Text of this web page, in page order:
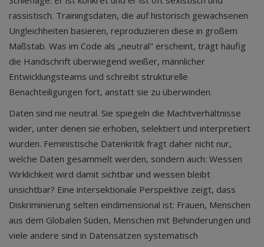
rassistisch. Trainingsdaten, die auf historisch gewachsenen
Ungleichheiten basieren, reproduzieren diese in großem
Maßstab. Was im Code als „neutral" erscheint, trägt häufig
die Handschrift überwiegend weißer, männlicher
Entwicklungsteams und schreibt strukturelle
Benachteiligungen fort, anstatt sie zu überwinden.
Daten sind nie neutral. Sie spiegeln die Machtverhältnisse
wider, unter denen sie erhoben, selektiert und interpretiert
wurden. Feministische Datenkritik fragt daher nicht nur,
welche Daten gesammelt werden, sondern auch: Wessen
Wirklichkeit wird damit sichtbar und wessen bleibt
unsichtbar? Eine intersektionale Perspektive zeigt, dass
Diskriminierung selten eindimensional ist: Frauen, Menschen
aus dem Globalen Süden, Menschen mit Behinderungen und
viele andere sind in Datensätzen systematisch